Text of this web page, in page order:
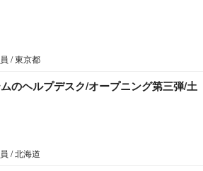
/ 東京都
のヘルプデスク/オープニング第三弾/土
/ 北海道